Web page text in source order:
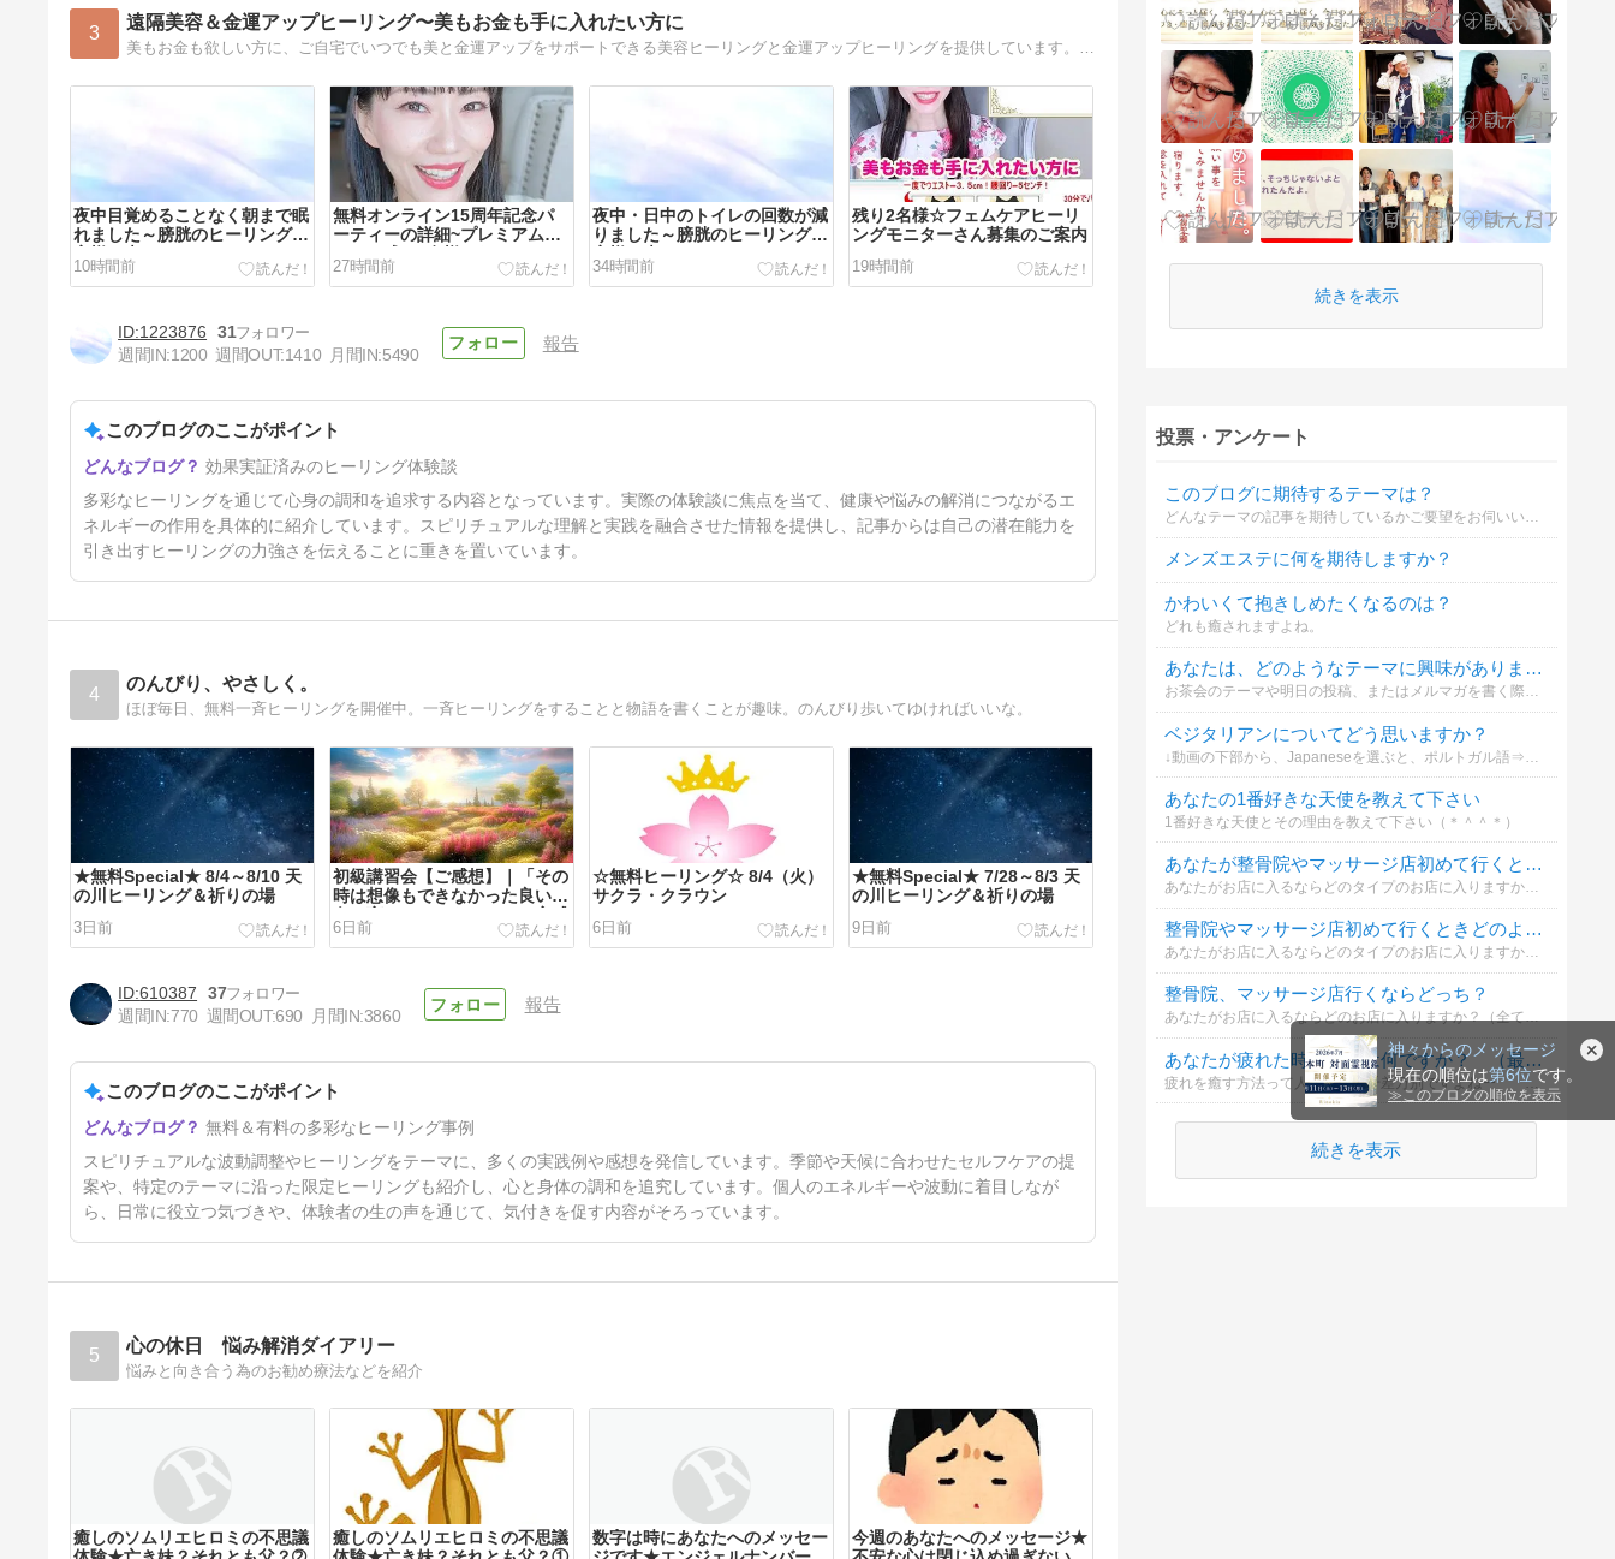
神々からのメッセージ
現在の順位は第6位です。
≫このブログの順位を表示
3 遠隔美容＆金運アップヒーリング〜美もお金も手に入れたい方に
美もお金も欲しい方に、ご自宅でいつでも美と金運アップをサポートできる美容ヒーリングと金運アップヒーリングを提供しています。毎日無料ヒーリングも実施中。
夜中目覚めることなく朝まで眠
れました～膀胱のヒーリングお
客様の声
10時間前
無料オンライン15周年記念パ
ーティーの詳細~プレミアムプ
ランは残り6名様になりました
27時間前
夜中・日中のトイレの回数が減
りました～膀胱のヒーリングお
客様の声
34時間前
残り2名様☆フェムケアヒーリ
ングモニターさん募集のご案内
19時間前
膀胱炎が3回のヒーリングで完
治。再発もありません～膀胱の
3日前
1223876
31
週間IN:1200 週間OUT:1410 月間IN:5490
報告
このブログのここがポイント
効果実証済みのヒーリング体験談
多彩なヒーリングを通じて心身の調和を追求する内容となっています。実際の体験談に焦点を当て、健康や悩みの解消につながるエ
ネルギーの作用を具体的に紹介しています。スピリチュアルな理解と実践を融合させた情報を提供し、記事からは自己の潜在能力を
引き出すヒーリングの力強さを伝えることに重きを置いています。
4 のんびり、やさしく。
ほぼ毎日、無料一斉ヒーリングを開催中。一斉ヒーリングをすることと物語を書くことが趣味。のんびり歩いてゆければいいな。
★無料Special★ 8/4～8/10 天
の川ヒーリング＆祈りの場
3日前
初級講習会【ご感想】｜「その
時は想像もできなかった良い方
向へ変わったとあらためて実感
できました。」
6日前
☆無料ヒーリング☆ 8/4（火）
サクラ・クラウン
6日前
★無料Special★ 7/28～8/3 天
の川ヒーリング＆祈りの場
9日前
ヒーリングとは 7 －ふるえ
る、ということ－
10日前
610387
37
週間IN:770 週間OUT:690 月間IN:3860
報告
このブログのここがポイント
無料＆有料の多彩なヒーリング事例
スピリチュアルな波動調整やヒーリングをテーマに、多くの実践例や感想を発信しています。季節や天候に合わせたセルフケアの提
案や、特定のテーマに沿った限定ヒーリングも紹介し、心と身体の調和を追究しています。個人のエネルギーや波動に着目しなが
ら、日常に役立つ気づきや、体験者の生の声を通じて、気付きを促す内容がそろっています。
5 心の休日 悩み解消ダイアリー
悩みと向き合う為のお勧め療法などを紹介
癒しのソムリエヒロミの不思議
癒しのソムリエヒロミの不思議
数字は時にあなたへのメッセー
今週のあなたへのメッセージ★
続きを表示
投票・アンケート
このブログに期待するテーマは？
どんなテーマの記事を期待しているかご要望をお伺いいたします
メンズエステに何を期待しますか？
かわいくて抱きしめたくなるのは？
どれも癒されますよね。
あなたは、どのようなテーマに興味がありますか？
お茶会のテーマや明日の投稿、またはメルマガを書く際の参考にさせて頂きます。宜しくお願いします。
ベジタリアンについてどう思いますか？
あなたの1番好きな天使を教えて下さい
1番好きな天使とその理由を教えて下さい（＊＾＾＊）
あなたが整骨院やマッサージ店初めて行くとします
あなたがお店に入るならどのタイプのお店に入りますか？（全て技術等同じとして）
整骨院やマッサージ店初めて行くときどのようにして選ぶ
あなたがお店に入るならどのタイプのお店に入りますか？（全て技術等同じとして）
整骨院、マッサージ店行くならどっち？
あなたがお店に入るならどのお店に入りますか？（全て技術等同じとして）
あなたが疲れた時の癒しは何ですか？ （最大５個まで）
疲れを癒す方法って人によって千差万別ですよねー あなたの癒しは何ですか？
続きを表示